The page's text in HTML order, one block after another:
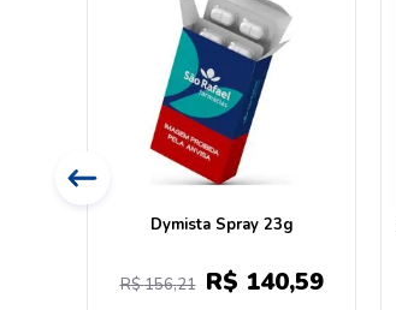
Dymista Spray 23g
R$156,21 R$ 140,59